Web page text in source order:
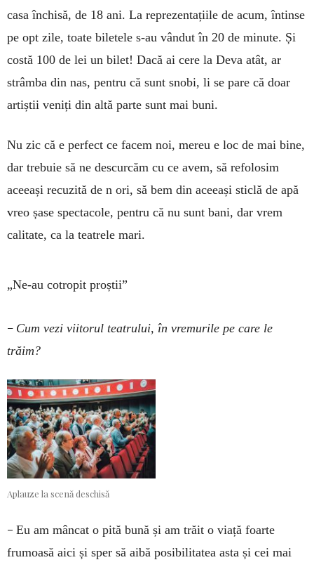
casa închisă, de 18 ani. La reprezentațiile de acum, întinse
pe opt zile, toate biletele s-au vândut în 20 de minute. Și
costă 100 de lei un bilet! Dacă ai cere la Deva atât, ar
strâmba din nas, pentru că sunt snobi, li se pare că doar
artiștii veniți din altă parte sunt mai buni.
Nu zic că e perfect ce facem noi, mereu e loc de mai bine,
dar trebuie să ne descurcăm cu ce avem, să refolosim
aceeași recuzită de n ori, să bem din aceeași sticlă de apă
vreo șase spectacole, pentru că nu sunt bani, dar vrem
calitate, ca la teatrele mari.
„Ne-au cotropit proștii”
– Cum vezi viitorul teatrului, în vremurile pe care le
trăim?
Aplauze la scenă deschisă
– Eu am mâncat o pită bună și am trăit o viață foarte
frumoasă aici și sper să aibă posibilitatea asta și cei mai